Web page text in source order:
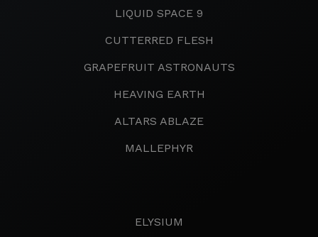
LIQUID SPACE 9
CUTTERRED FLESH
GRAPEFRUIT ASTRONAUTS
HEAVING EARTH
ALTARS ABLAZE
MALLEPHYR
ELYSIUM